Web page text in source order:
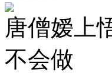
唐僧嫒上
不会做